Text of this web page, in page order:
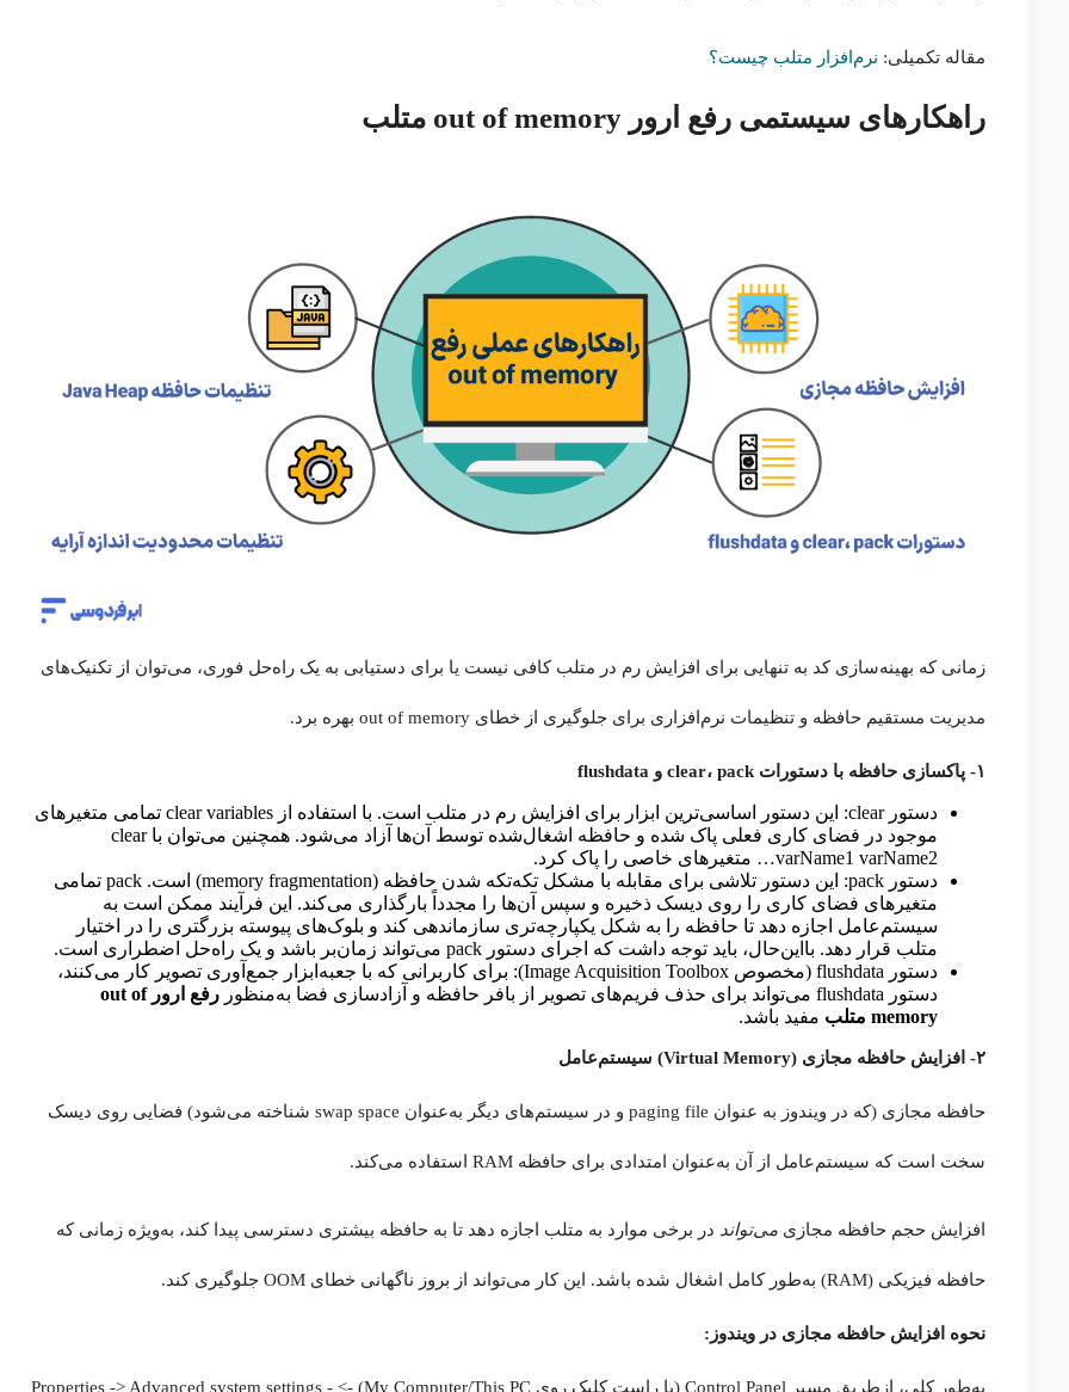
مقاله تکمیلی:‌ نرم‌افزار متلب چیست؟
راهکارهای سیستمی رفع ارور out of memory متلب
زمانی که بهینه‌سازی کد به تنهایی برای افزایش رم در متلب کافی نیست یا برای دستیابی به یک راه‌حل فوری، می‌توان از تکنیک‌های
مدیریت مستقیم حافظه و تنظیمات نرم‌افزاری برای جلوگیری از خطای out of memory بهره برد.
۱- پاکسازی حافظه با دستورات clear، pack و flushdata
دستور clear: این دستور اساسی‌ترین ابزار برای افزایش رم در متلب است. با استفاده از clear variables تمامی متغیرهای
موجود در فضای کاری فعلی پاک شده و حافظه اشغال‌شده توسط آن‌ها آزاد می‌شود. همچنین می‌توان با clear
varName1 varName2… متغیرهای خاصی را پاک کرد.
دستور pack: این دستور تلاشی برای مقابله با مشکل تکه‌تکه شدن حافظه (memory fragmentation) است. pack تمامی
متغیرهای فضای کاری را روی دیسک ذخیره و سپس آن‌ها را مجدداً بارگذاری می‌کند. این فرآیند ممکن است به
سیستم‌عامل اجازه دهد تا حافظه را به شکل یکپارچه‌تری سازماندهی کند و بلوک‌های پیوسته بزرگتری را در اختیار
متلب قرار دهد. بااین‌حال، باید توجه داشت که اجرای دستور pack می‌تواند زمان‌بر باشد و یک راه‌حل اضطراری است.
دستور flushdata (مخصوص Image Acquisition Toolbox): برای کاربرانی که با جعبه‌ابزار جمع‌آوری تصویر کار می‌کنند،
دستور flushdata می‌تواند برای حذف فریم‌های تصویر از بافر حافظه و آزادسازی فضا به‌منظور
رفع ارور out of
memory متلب
مفید باشد.
۲- افزایش حافظه مجازی (Virtual Memory) سیستم‌عامل
حافظه مجازی (که در ویندوز به عنوان paging file و در سیستم‌های دیگر به‌عنوان swap space شناخته می‌شود) فضایی روی دیسک
سخت است که سیستم‌عامل از آن به‌عنوان امتدادی برای حافظه RAM استفاده می‌کند.
افزایش حجم حافظه مجازی می‌تواند در برخی موارد به متلب اجازه دهد تا به حافظه بیشتری دسترسی پیدا کند، به‌ویژه زمانی که
حافظه فیزیکی (RAM) به‌طور کامل اشغال شده باشد. این کار می‌تواند از بروز ناگهانی خطای OOM جلوگیری کند.
نحوه افزایش حافظه مجازی در ویندوز:
به‌طور کلی، ازطریق مسیر Control Panel (یا راست کلیک روی My Computer/This PC) -> Properties -> Advanced system settings -